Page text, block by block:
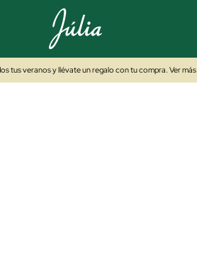
tus veranos y llévate un regalo con tu compra. Ver más